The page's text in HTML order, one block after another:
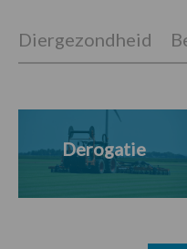
Diergezondheid
Derogatie